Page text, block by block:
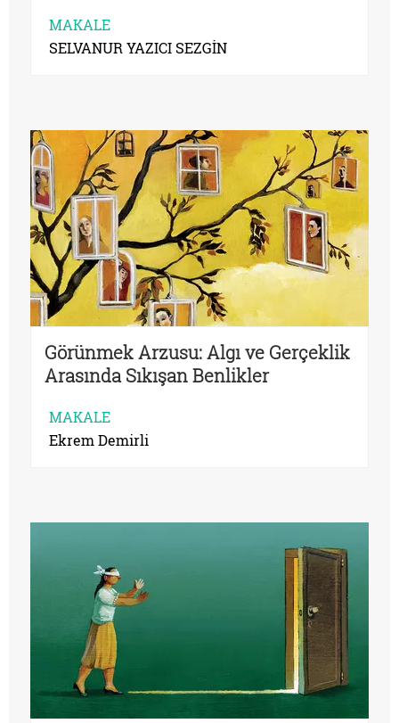
MAKALE
SELVANUR YAZICI SEZGİN
Görünmek Arzusu: Algı ve Gerçeklik
Arasında Sıkışan Benlikler
MAKALE
Ekrem Demirli